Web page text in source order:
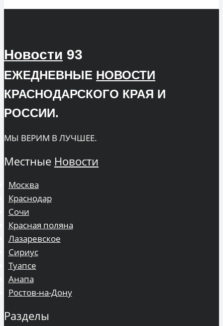
Новости 93
ЕЖЕДНЕВНЫЕ НОВОСТИ
КРАСНОДАРСКОГО КРАЯ И
РОССИИ.
МЫ ВЕРИМ В ЛУЧШЕЕ.
Местные Новости
Москва
Краснодар
Сочи
Красная поляна
Лазаревское
Сириус
Туапсе
Анапа
Ростов-на-Дону
Разделы